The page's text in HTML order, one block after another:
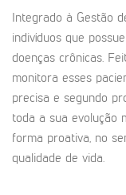
Integrado à Gestão
indivíduos que
doenças crônicas.
monitora esses
precisa e segundo
toda a sua evolução
forma proativa, no
qualidade de vida.